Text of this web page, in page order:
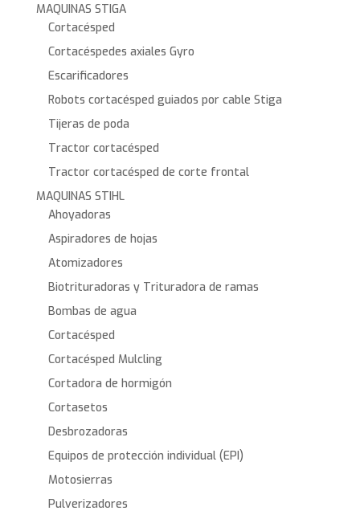
MAQUINAS STIGA
Cortacésped
Cortacéspedes axiales Gyro
Escarificadores
Robots cortacésped guiados por cable Stiga
Tijeras de poda
Tractor cortacésped
Tractor cortacésped de corte frontal
MAQUINAS STIHL
Ahoyadoras
Aspiradores de hojas
Atomizadores
Biotrituradoras y Trituradora de ramas
Bombas de agua
Cortacésped
Cortacésped Mulcling
Cortadora de hormigón
Cortasetos
Desbrozadoras
Equipos de protección individual (EPI)
Motosierras
Pulverizadores